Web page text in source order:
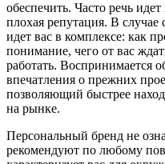
обеспечить. Часто речь
плохая репутация. В
идет вас в комплексе: как
понимание, чего от вас
работать. Воспринимается
впечатления о прежних
позволяющий быстрее
на рынке.
Персональный бренд не
рекомендуют по любому